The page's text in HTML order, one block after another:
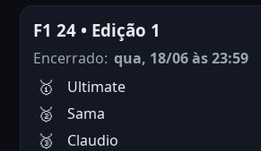
F1 24 • Edição 1
Encerrado: qua, 18/06 às 23:59
Ultimate
Sama
Claudio